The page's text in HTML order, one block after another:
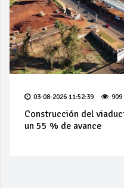
03-08-2026 11:52:39 909
Construcción del
un 55 % de avance